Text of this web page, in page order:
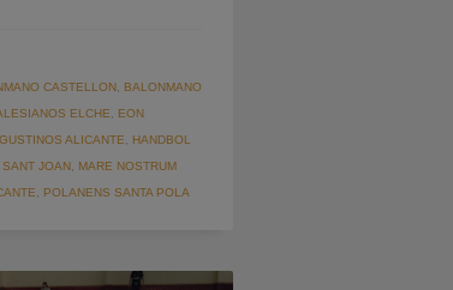
CASTELLON
BALONMANO
ELCHE
EON
ALICANTE
HANDBOL
JOAN
MARE NOSTRUM
POLANENS SANTA POLA